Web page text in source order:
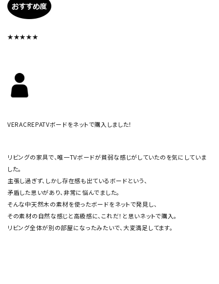
★★★★★
VERACREPATVボードをネットで購入しました！
リビングの家具で、唯一TVボードが貧弱な感じがしていたのを気にしていま
した。
主張し過ぎず、しかし存在感も出ているボードという、
矛盾した思いがあり、非常に悩んでました。
そんな中天然木の素材を使ったボードをネットで発見し、
その素材の自然な感じと高級感に、これだ！と思いネットで購入。
リビング全体が別の部屋になったみたいで、大変満足してます。